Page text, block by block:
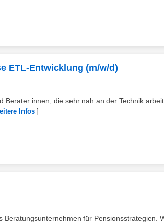
ETL-Entwicklung (m/w/d)
die sehr nah an der Technik
Infos ]
für Pensionsstrategien.